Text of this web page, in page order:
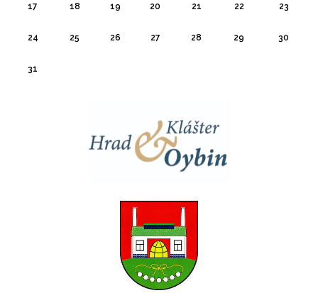
17 18 19 20 21 22 23
24 25 26 27 28 29 30
31